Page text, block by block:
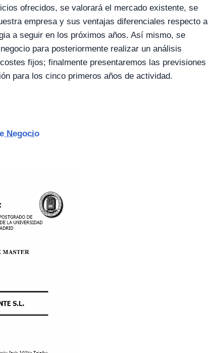
ofrecidos, se valorará el mercado existente, se
empresa y sus ventajas diferenciales respecto a
a seguir en los próximos años. Así mismo, se
para posteriormente realizar un análisis
fijos; finalmente presentaremos las previsiones
para los cinco primeros años de actividad.
Negocio